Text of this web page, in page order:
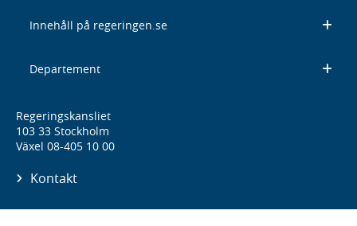
Innehåll på regeringen.se
Departement
Regeringskansliet
103 33 Stockholm
Växel 08-405 10 00
Kontakt